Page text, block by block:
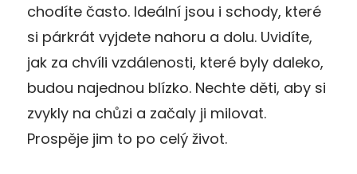
chodíte často. Ideální jsou i schody, které
si párkrát vyjdete nahoru a dolu. Uvidíte,
jak za chvíli vzdálenosti, které byly daleko,
budou najednou blízko. Nechte děti, aby si
zvykly na chůzi a začaly ji milovat.
Prospěje jim to po celý život.